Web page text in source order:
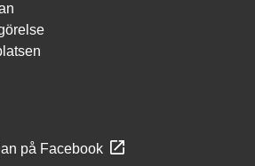
på Facebook